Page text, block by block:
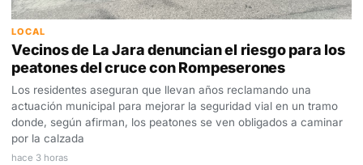
LOCAL
Vecinos de La Jara denuncian el riesgo para los
peatones del cruce con Rompeserones
Los residentes aseguran que llevan años reclamando una
actuación municipal para mejorar la seguridad vial en un tramo
donde, según afirman, los peatones se ven obligados a caminar
por la calzada
hace 3 horas